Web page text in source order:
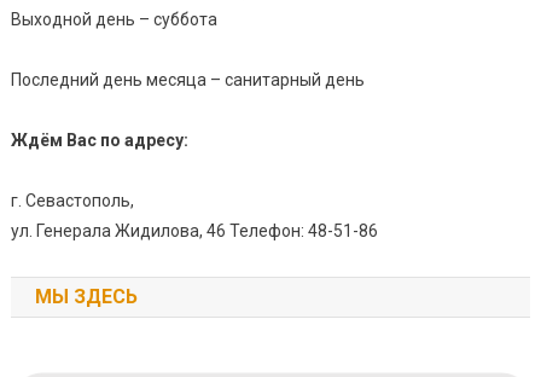
Выходной день – суббота
Последний день месяца – санитарный день
Ждём Вас по адресу:
г. Севастополь,
ул. Генерала Жидилова, 46 Телефон: 48-51-86
МЫ ЗДЕСЬ